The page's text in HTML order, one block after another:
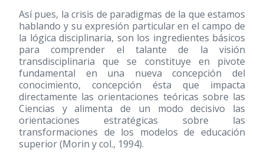
Así pues, la crisis de paradigmas de la que estamos
hablando y su expresión particular en el campo de
la lógica disciplinaria, son los ingredientes básicos
para comprender el talante de la visión
transdisciplinaria que se constituye en pivote
fundamental en una nueva concepción del
conocimiento, concepción ésta que impacta
directamente las orientaciones teóricas sobre las
Ciencias y alimenta de un modo decisivo las
orientaciones estratégicas sobre las
transformaciones de los modelos de educación
superior (Morin y col., 1994).